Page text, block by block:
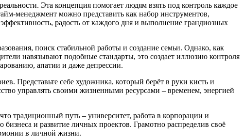
Эта концепция помогает людям взять под контроль каждое
менеджмент можно представить как набор инструментов,
радость от каждого дня и выполнение грандиозных
поиск стабильной работы и создание семьи. Однако, как
навязывают подобные стандарты, это создает иллюзию контроля
апатии и даже депрессии.
Представьте себе художника, который берёт в руки кисть и
управлять своими жизненными ресурсами – временем, энергией
традиционный путь – университет, работа в корпорации и
и развитие личных проектов. Грамотно распределив своё
в личной жизни.